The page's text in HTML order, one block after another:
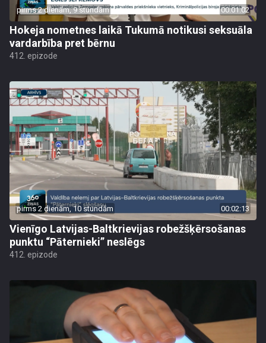
pirms 2 dienām, 9 stundām 00:01:02
Hokeja nometnes laikā Tukumā notikusi seksuāla
vardarbība pret bērnu
412. epizode
pirms 2 dienām, 10 stundām 00:02:13
Vienīgo Latvijas-Baltkrievijas robežšķērsošanas
punktu “Pāternieki” neslēgs
412. epizode